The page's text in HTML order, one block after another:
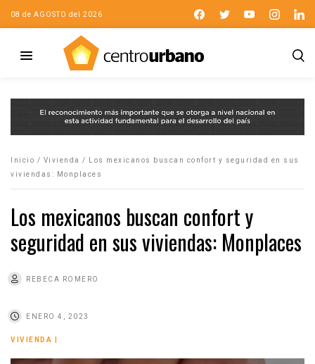
08 de AGOSTO del 2026
Inicio / Vivienda /
Los mexicanos buscan confort y seguridad en sus
viviendas: Monplaces
Los mexicanos buscan confort y
seguridad en sus viviendas: Monplaces
REBECA ROMERO
ENERO 4, 2023
VIVIENDA